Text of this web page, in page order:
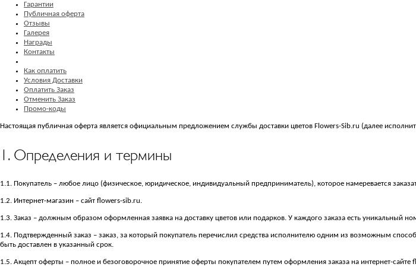
Гарантии
Публичная оферта
Отзывы
Галерея
Награды
Контакты
Как оплатить
Условия Доставки
Оплатить Заказ
Отменить Заказ
Промо-коды
Настоящая публичная оферта является официальным предложением службы доставки цветов Flowers-Sib.ru (далее
1. Определения и термины
1.1. Покупатель – любое лицо (физическое, юридическое, индивидуальный предприниматель), которое намеревается
1.2. Интернет-магазин – сайт flowers-sib.ru.
1.3. Заказ – должным образом оформленная заявка на доставку цветов или подарков. У каждого заказа есть уникальный
1.4. Подтвержденный заказ – заказ, за который покупатель перечислил средства исполнителю одним из возможным
быть доставлен в указанный срок.
1.5. Акцепт оферты – полное и безоговорочное принятие оферты покупателем путем оформления заказа на интернет-сайте